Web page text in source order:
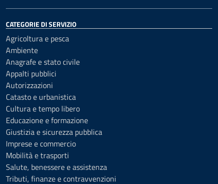
CATEGORIE DI SERVIZIO
Agricoltura e pesca
Ambiente
Anagrafe e stato civile
Appalti pubblici
Autorizzazioni
Catasto e urbanistica
Cultura e tempo libero
Educazione e formazione
Giustizia e sicurezza pubblica
Imprese e commercio
Mobilità e trasporti
Salute, benessere e assistenza
Tributi, finanze e contravvenzioni